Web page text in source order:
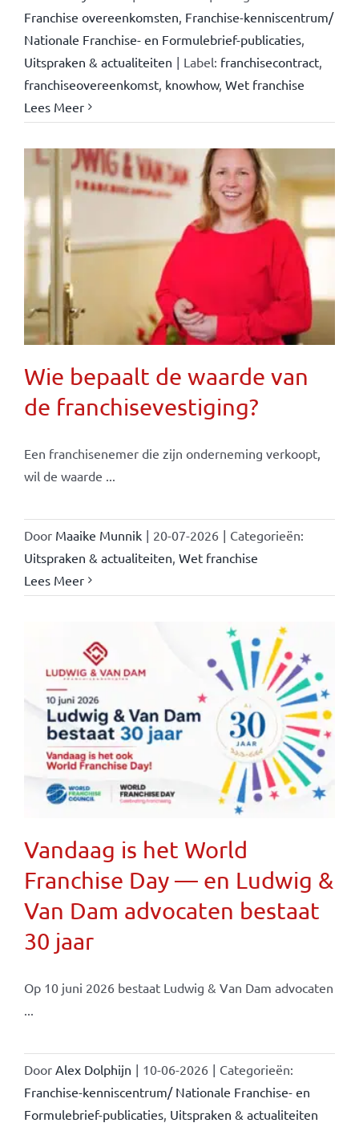
Franchise overeenkomsten Franchise-kenniscentrum/
Nationale Franchise- en Formulebrief-publicaties,
Uitspraken & actualiteiten | Label: franchisecontract,
franchiseovereenkomst, knowhow, Wet franchise
Lees Meer
Wie bepaalt de waarde van
de franchisevestiging?
Een franchisenemer die zijn onderneming verkoopt,
wil de waarde ...
Door Maaike Munnik | 20-07-2026 | Categorieën:
Uitspraken & actualiteiten Wet franchise
Lees Meer
Vandaag is het World
Franchise Day — en Ludwig &
Van Dam advocaten bestaat
30 jaar
Op 10 juni 2026 bestaat Ludwig & Van Dam advocaten
Door Alex Dolphijn | 10-06-2026 | Categorieën:
Franchise-kenniscentrum/ Nationale Franchise- en
Formulebrief-publicaties, Uitspraken & actualiteiten